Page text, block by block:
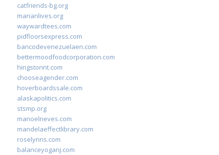
catfriends-bg.org
marianlives.org
waywardtees.com
pidfloorsexpress.com
bancodevenezuelaen.com
bettermoodfoodcorporation.com
hingstonnt.com
chooseagender.com
hoverboardssale.com
alaskapolitics.com
stsmp.org
manoelneves.com
mandelaeffectlibrary.com
roselynns.com
balanceyoganj.com